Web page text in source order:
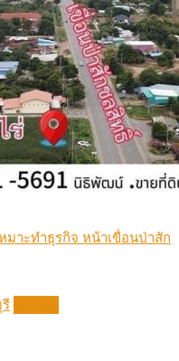
มาะทำธุรกิจ หน้าเขื่อนป่าสัก